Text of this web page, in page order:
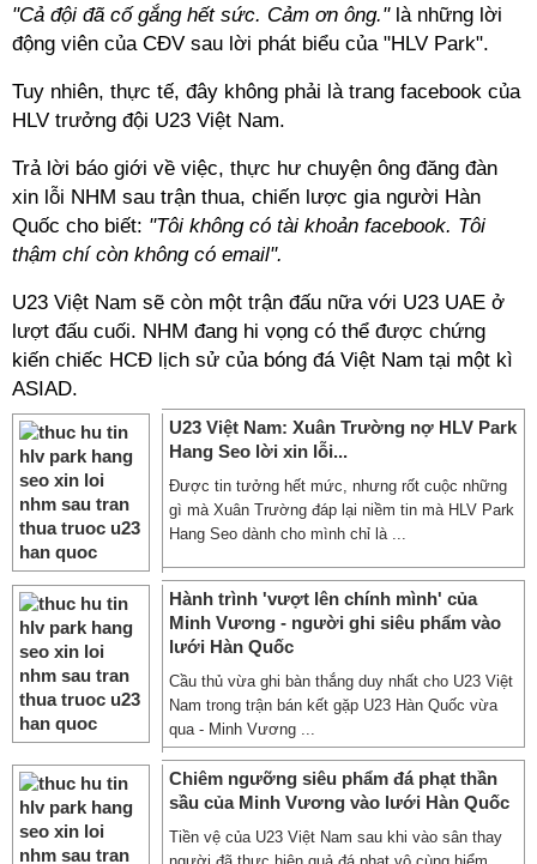
"Cả đội đã cố gắng hết sức. Cảm ơn ông."là những lời
động viên của CĐV sau lời phát biểu của "HLV Park".
Tuy nhiên, thực tế, đây không phải là trang facebook của
HLV trưởng đội U23 Việt Nam.
Trả lời báo giới về việc, thực hư chuyện ông đăng đàn
xin lỗi NHM sau trận thua, chiến lược gia người Hàn
Quốc cho biết: "Tôi không có tài khoản facebook. Tôi
thậm chí còn không có email".
U23 Việt Nam sẽ còn một trận đấu nữa với U23 UAE ở
lượt đấu cuối. NHM đang hi vọng có thể được chứng
kiến chiếc HCĐ lịch sử của bóng đá Việt Nam tại một kì
ASIAD.
U23 Việt Nam: Xuân Trường nợ HLV Park
Hang Seo lời xin lỗi...
Được tin tưởng hết mức, nhưng rốt cuộc những
gì mà Xuân Trường đáp lại niềm tin mà HLV Park
Hang Seo dành cho mình chỉ là ...
Hành trình 'vượt lên chính mình' của
Minh Vương - người ghi siêu phẩm vào
lưới Hàn Quốc
Cầu thủ vừa ghi bàn thắng duy nhất cho U23 Việt
Nam trong trận bán kết gặp U23 Hàn Quốc vừa
qua - Minh Vương ...
Chiêm ngưỡng siêu phẩm đá phạt thần
sầu của Minh Vương vào lưới Hàn Quốc
Tiền vệ của U23 Việt Nam sau khi vào sân thay